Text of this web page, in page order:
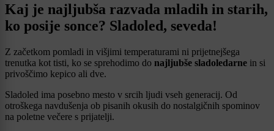
Kaj je najljubša razvada mladih in starih,
ko posije sonce? Sladoled, seveda!
Z začetkom pomladi in višjimi temperaturami ni prijetnejšega
trenutka kot tisti, ko se sprehodimo do najljubše sladoledarne in si
privoščimo kepico ali dve.
Sladoled ima posebno mesto v srcih ljudi vseh generacij. Od
otroškega navdušenja ob pisanih okusih do nostalgičnih spominov
na poletne večere s prijatelji.